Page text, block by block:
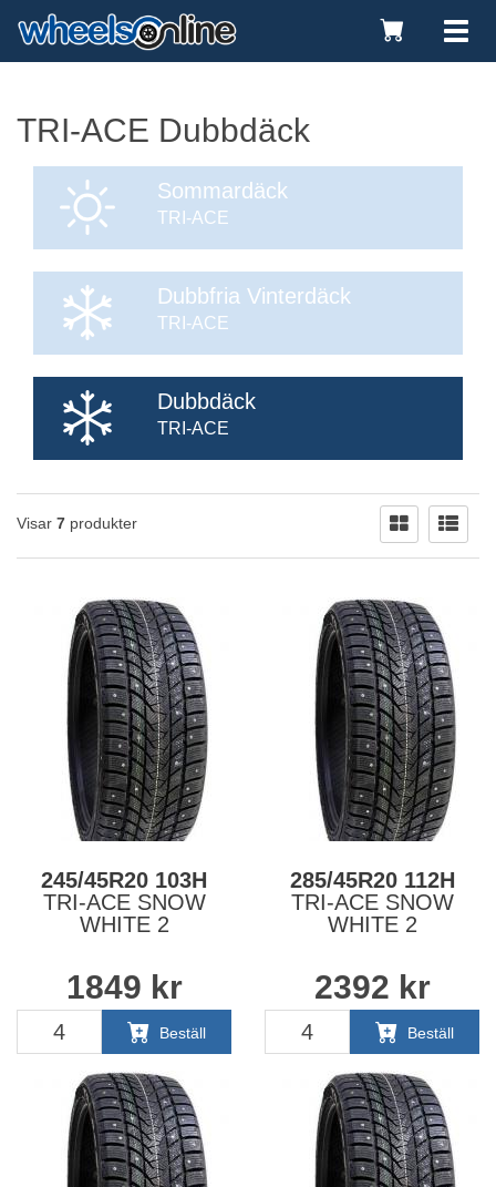
Toggle
Cart
TRI-ACE Dubbdäck
Sommardäck
TRI-ACE
Dubbfria Vinterdäck
TRI-ACE
Dubbdäck
TRI-ACE
Visar 7 produkter
245/45R20 103H
TRI-ACE SNOW
WHITE 2
1849 kr
Beställ
285/45R20 112H
TRI-ACE SNOW
WHITE 2
2392 kr
Beställ